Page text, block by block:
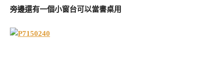
旁邊還有一個小窗台可以當書桌用